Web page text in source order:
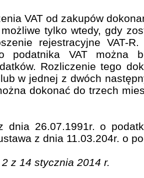
VAT od zakupów
tylko wtedy, gdy
rejestracyjne VAT-
podatnika VAT można
Rozliczenie tego
w jednej z dwóch
dokonać do trzech
dnia 26.07.1991r. o
z dnia 11.03.204r. o
2 z 14 stycznia 2014 r.